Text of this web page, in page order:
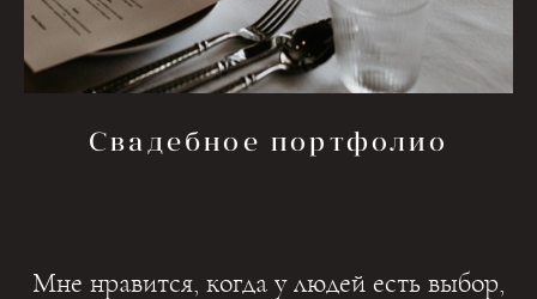
Свадебное портфолио
Мне нравится, когда у людей есть выбор,